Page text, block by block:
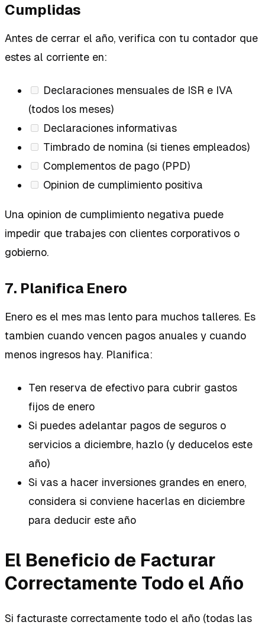
Cumplidas
Antes de cerrar el año, verifica con tu contador que
estes al corriente en:
Declaraciones mensuales de ISR e IVA
(todos los meses)
Declaraciones informativas
Timbrado de nomina (si tienes empleados)
Complementos de pago (PPD)
Opinion de cumplimiento positiva
Una opinion de cumplimiento negativa puede
impedir que trabajes con clientes corporativos o
gobierno.
7. Planifica Enero
Enero es el mes mas lento para muchos talleres. Es
tambien cuando vencen pagos anuales y cuando
menos ingresos hay. Planifica:
Ten reserva de efectivo para cubrir gastos
fijos de enero
Si puedes adelantar pagos de seguros o
servicios a diciembre, hazlo (y deducelos este
año)
Si vas a hacer inversiones grandes en enero,
considera si conviene hacerlas en diciembre
para deducir este año
El Beneficio de Facturar
Correctamente Todo el Año
Si facturaste correctamente todo el año (todas las